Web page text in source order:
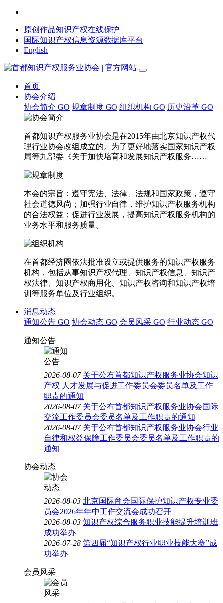
原创作品知识产权在线保护
国际知识产权信息资源数据库平台
English
首页
协会介绍
协会简介 GO 规章制度 GO 组织机构 GO 历史沿革 GO
首都知识产权服务业协会是在2015年由北京知识产权代
理行业协会改组成立的。为了更好地落实国家知识产权
局等九部委《关于加快培育和发展知识产权服务……
本会的宗旨：遵守宪法、法律、法规和国家政策，遵守
社会道德风尚；加强行业自律，维护知识产权服务机构
的合法权益；促进行业发展，提高知识产权服务机构的
业务水平和服务质量。
在首都经济圈依法批准设立或提供服务的知识产权服务
机构，包括从事知识产权代理、知识产权信息、知识产
权法律、知识产权商用化、知识产权咨询和知识产权培
训等服务单位及行业组织。
消息动态
通知公告 GO 协会动态 GO 会员风采 GO 行业动态 GO
通知公告
2026-08-07 关于公布首都知识产权服务业协会知识
产权 人才发展与促进工作委员会委员名单及工作
职责的通知
2026-08-07 关于公布首都知识产权服务业协会国际
交流工作委员会委员名单及工作职责的通知
2026-08-07 关于公布首都知识产权服务业协会行业
自律和权益保障工作委员会委员名单及工作职责的
通知
协会动态
2026-08-03 北京国际商会国际保护知识产权专业委
员会2026年年中工作交流会成功召开
2026-08-03 知识产权综合服务职业技能提升培训班
成功举办
2026-07-28 第四届“知识产权行业职业技能大赛”成
功举办
会员风采